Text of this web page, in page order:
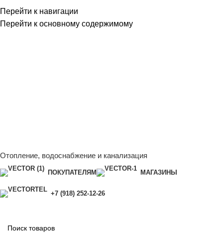
Перейти к навигации
Перейти к основному содержимому
Отопление, водоснабжение и канализация
ПОКУПАТЕЛЯМ МАГАЗИНЫ
+7 (918) 252-12-26